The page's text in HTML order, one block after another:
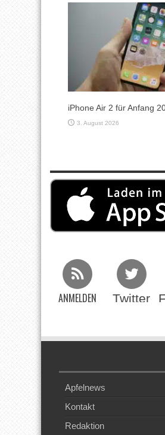
iPhone Air 2 für Anfang
3. August 2026
ANMELDEN Twitter
Apfelnews
Kontakt
Redaktion